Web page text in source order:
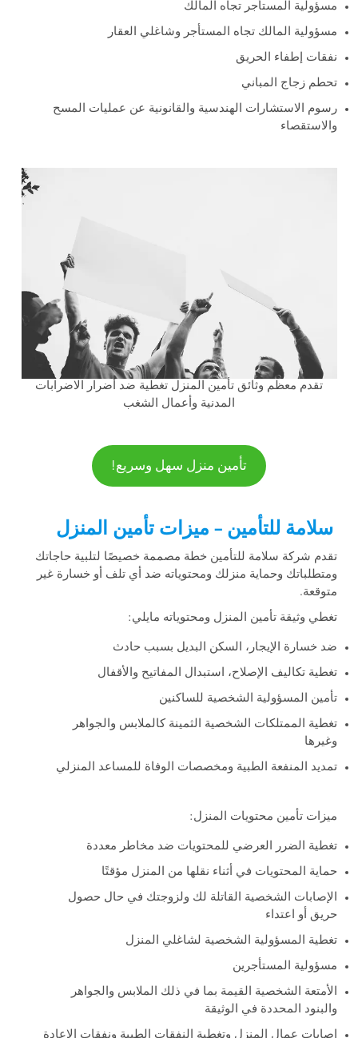
مسؤولية المستأجر تجاه المالك
مسؤولية المالك تجاه المستأجر وشاغلي العقار
نفقات إطفاء الحريق
تحطم زجاج المباني
رسوم الاستشارات الهندسية والقانونية عن عمليات المسح
والاستقصاء
تقدم معظم وثائق تأمين المنزل تغطية ضد أضرار الاضرابات
المدنية وأعمال الشغب
تأمين منزل سهل وسريع!
سلامة للتأمين – ميزات تأمين المنزل
تقدم شركة سلامة للتأمين خطة مصممة خصيصًا لتلبية حاجاتك
ومتطلباتك وحماية منزلك ومحتوياته ضد أي تلف أو خسارة غير
متوقعة.
تغطي وثيقة تأمين المنزل ومحتوياته مايلي:
ضد خسارة الإيجار، السكن البديل بسبب حادث
تغطية تكاليف الإصلاح، استبدال المفاتيح والأقفال
تأمين المسؤولية الشخصية للساكنين
تغطية الممتلكات الشخصية الثمينة كالملابس والجواهر
وغيرها
تمديد المنفعة الطبية ومخصصات الوفاة للمساعد المنزلي
ميزات تأمين محتويات المنزل:
تغطية الضرر العرضي للمحتويات ضد مخاطر معددة
حماية المحتويات في أثناء نقلها من المنزل مؤقتًا
الإصابات الشخصية القاتلة لك ولزوجتك في حال حصول
حريق أو اعتداء
تغطية المسؤولية الشخصية لشاغلي المنزل
مسؤولية المستأجرين
الأمتعة الشخصية القيمة بما في ذلك الملابس والجواهر
والبنود المحددة في الوثيقة
إصابات عمال المنزل وتغطية النفقات الطبية ونفقات الإعادة